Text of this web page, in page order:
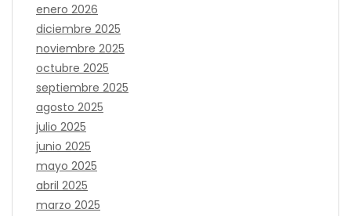
enero 2026
diciembre 2025
noviembre 2025
octubre 2025
septiembre 2025
agosto 2025
julio 2025
junio 2025
mayo 2025
abril 2025
marzo 2025